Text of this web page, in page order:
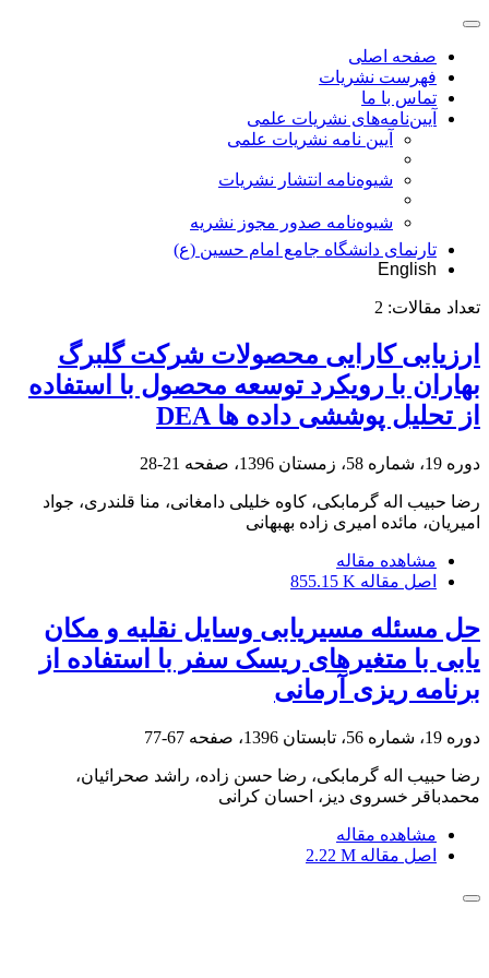
صفحه اصلی
فهرست نشریات
تماس با ما
آیین‌نامه‌های نشریات علمی
آیین نامه نشریات علمی
شیوه‌نامه انتشار نشریات
شیوهنامه صدور مجوز نشریه
تارنمای دانشگاه جامع امام حسین (ع)
English
تعداد مقالات: 2
ارزیابی کارایی محصولات شرکت گلبرگ
بهاران با رویکرد توسعه محصول با استفاده
از تحلیل پوششی داده ها DEA
دوره 19، شماره 58، زمستان 1396، صفحه 21-28
رضا حبیب اله گرمابکی، کاوه خلیلی دامغانی، منا قلندری، جواد
امیریان، مائده امیری زاده بهبهانی
مشاهده مقاله
اصل مقاله 855.15 K
حل مسئله مسیریابی وسایل نقلیه و مکان
یابی با متغیرهای ریسک سفر با استفاده از
برنامه ریزی آرمانی
دوره 19، شماره 56، تابستان 1396، صفحه 67-77
رضا حبیب اله گرمابکی، رضا حسن زاده، راشد صحرائیان،
محمدباقر خسروی دیز، احسان کرانی
مشاهده مقاله
اصل مقاله 2.22 M